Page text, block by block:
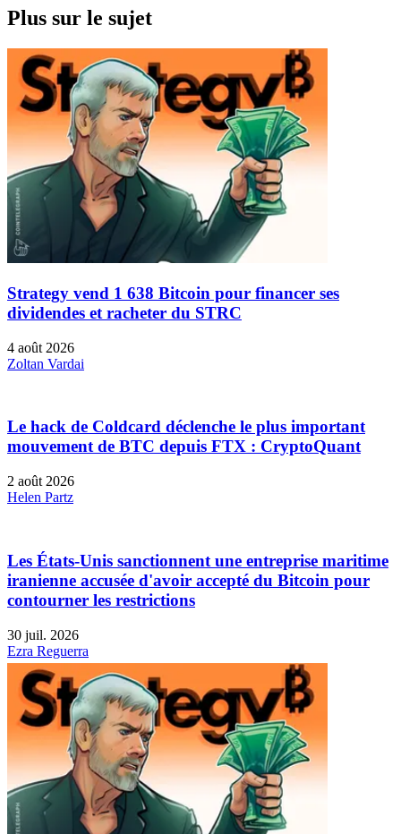
Plus sur le sujet
Strategy vend 1 638 Bitcoin pour financer ses
dividendes et racheter du STRC
4 août 2026
Zoltan Vardai
Le hack de Coldcard déclenche le plus important
mouvement de BTC depuis FTX : CryptoQuant
2 août 2026
Helen Partz
Les États-Unis sanctionnent une entreprise maritime
iranienne accusée d'avoir accepté du Bitcoin pour
contourner les restrictions
30 juil. 2026
Ezra Reguerra